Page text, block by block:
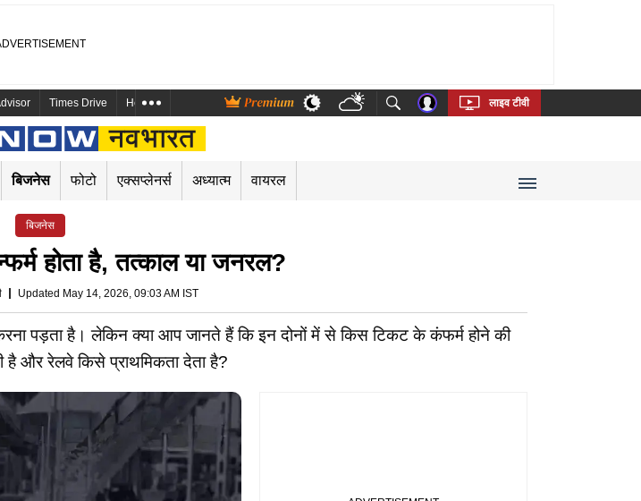
Times Drive Health and Me Marathi Bengali Telugu Tamil Kannada Malayalam
लाइव टीवी
बिजनेस फोटो एक्सप्लेनर्स अध्यात्म वायरल
बिजनेस
होता है, तत्काल या जनरल?
Updated May 14, 2026, 09:03 AM IST
पड़ता है। लेकिन क्या आप जानते हैं कि इन दोनों में से किस टिकट के कंफर्म होने की
है और रेलवे किसे प्राथमिकता देता है?